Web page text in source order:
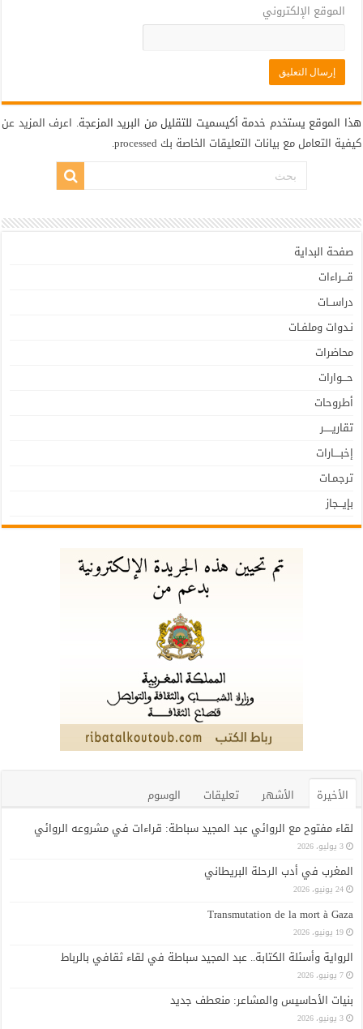
الموقع الإلكتروني
هذا الموقع يستخدم خدمة أكيسميت للتقليل من البريد المزعجة. اعرف المزيد عن
كيفية التعامل مع بيانات التعليقات الخاصة بك processed
.
صفحة البداية
قـــراءات
دراســات
نـدوات وملفـات
محاضرات
حـــوارات
أطروحات
تقاريـــــر
إخبــــارات
ترجمـات
بإيـــجاز
الأخيرة الأشهر تعليقات
الوسوم
لقاء مفتوح مع الروائي عبد المجيد سباطة: قراءات في مشروعه الروائي
3 يوليو، 2026
المغرب في أدب الرحلة البريطاني
24 يونيو، 2026
Transmutation de la mort à Gaza
19 يونيو، 2026
الرواية وأسئلة الكتابة.. عبد المجيد سباطة في لقاء ثقافي بالرباط
7 يونيو، 2026
بنيات الأحاسيس والمشاعر: منعطف جديد
3 يونيو، 2026